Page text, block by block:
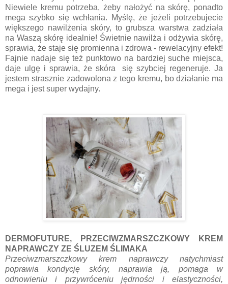
Niewiele kremu potrzeba, żeby nałożyć na skórę, ponadto
mega szybko się wchłania. Myślę, że jeżeli potrzebujecie
większego nawilżenia skóry, to grubsza warstwa zadziała
na Waszą skórę idealnie! Świetnie nawilża i odżywia skórę,
sprawia, że staje się promienna i zdrowa - rewelacyjny efekt!
Fajnie nadaje się też punktowo na bardziej suche miejsca,
daje ulgę i sprawia, że skóra się szybciej regeneruje. Ja
jestem strasznie zadowolona z tego kremu, bo działanie ma
mega i jest super wydajny.
DERMOFUTURE, PRZECIWZMARSZCZKOWY KREM
NAPRAWCZY ZE ŚLUZEM ŚLIMAKA
Przeciwzmarszczkowy krem naprawczy natychmiast
poprawia kondycję skóry, naprawia ją, pomaga w
odnowieniu i przywróceniu jędrności i elastyczności,